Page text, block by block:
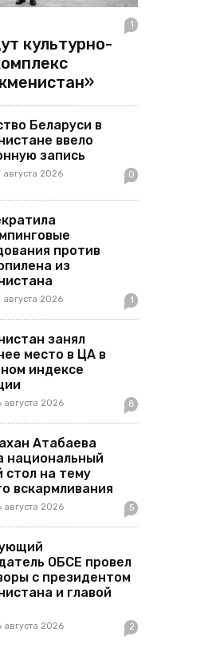
1
культурно-
Беларуси в
ввело
запись
августа 2026 0
против
из
августа 2026 1
занял
место в ЦА в
индексе
августа 2026 8
Атабаева
национальный
стол на тему
вскармливания
августа 2026 5
ОБСЕ провел
с президентом
и главой
августа 2026 2